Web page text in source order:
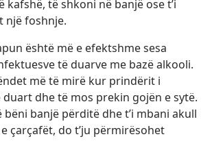
kafshë, të shkoni në banjë ose t’i
një foshnje.
është më e efektshme sesa
të duarve me bazë alkooli.
më të mirë kur prindërit i
duart dhe të mos prekin gojën e sytë.
banjë përditë dhe t’i mbani akull
çarçafët, do t’ju përmirësohet